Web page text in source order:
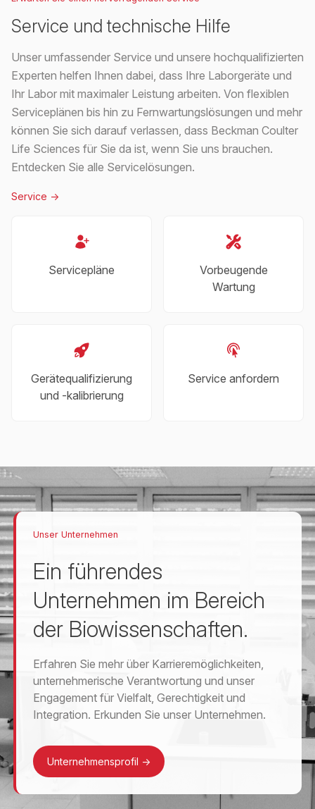
Service und technische Hilfe
Unser umfassender Service und unsere hochqualifizierten
Experten helfen Ihnen dabei, dass Ihre Laborgeräte und
Ihr Labor mit maximaler Leistung arbeiten. Von flexiblen
Serviceplänen bis hin zu Fernwartungslösungen und mehr
können Sie sich darauf verlassen, dass Beckman Coulter
Life Sciences für Sie da ist, wenn Sie uns brauchen.
Entdecken Sie alle Servicelösungen.
Service ->
Servicepläne
Vorbeugende
Wartung
Gerätequalifizierung
und -kalibrierung
Service anfordern
Unser Unternehmen
Ein führendes
Unternehmen im Bereich
der Biowissenschaften.
Erfahren Sie mehr über Karrieremöglichkeiten,
unternehmerische Verantwortung und unser
Engagement für Vielfalt, Gerechtigkeit und
Integration. Erkunden Sie unser Unternehmen.
Unternehmensprofil ->